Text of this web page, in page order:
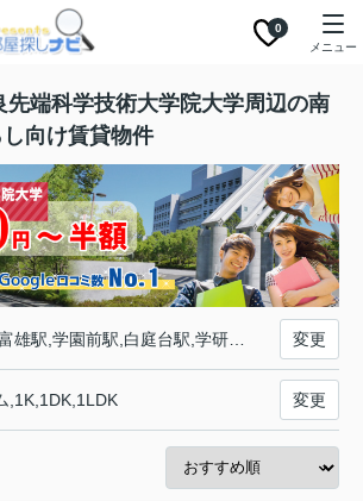
0
メニュー
先端科学技術大学院大学周辺の南
向け賃貸物件
変更
,1K,1DK,1LDK 変更